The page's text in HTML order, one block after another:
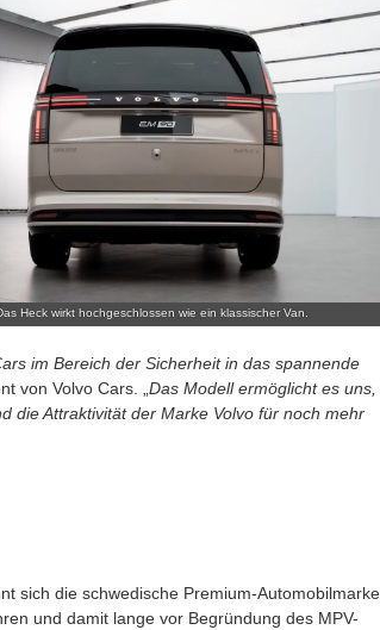
Heck wirkt hochgeschlossen wie ein klassischer Van.
im Bereich der Sicherheit in das spannende
von Volvo Cars. „Das Modell ermöglicht es uns,
die Attraktivität der Marke Volvo für noch mehr
sich die schwedische Premium-Automobilmarke
und damit lange vor Begründung des MPV-